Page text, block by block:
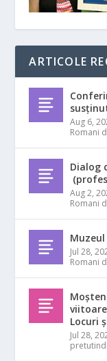
ARTICOLE
Aug 6,
Romani
Dialog
Aug 2,
Romani
Jul 28,
Romani
Locuri
Jul 28,